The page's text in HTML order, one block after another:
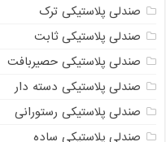
صندلی پلاستیکی ترک
صندلی پلاستیکی ثابت
صندلی پلاستیکی حصیربافت
صندلی پلاستیکی دسته دار
صندلی پلاستیکی رستورانی
صندلی پلاستیکی ساده